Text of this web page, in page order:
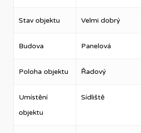
Stav objektu Velmi dobrý
Budova Panelová
Poloha objektu Řadový
Umístění
objektu
Sídliště